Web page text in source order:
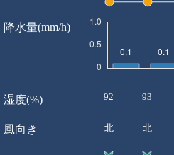
降水量(mm/h)
湿度(%)
風向き
92 93
北 北